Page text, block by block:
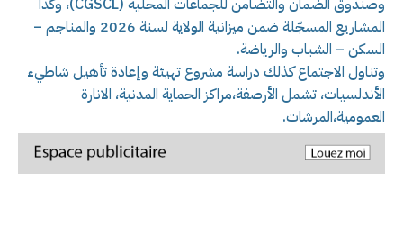
المشاريع المسجّلة ضمن ميزانية الولاية لسنة 2026 والمناجم –
السكن – الشباب والرياضة.
وتناول الاجتماع كذلك دراسة مشروع تهيئة وإعادة تأهيل شاطيء
الأندلسيات، تشمل الأرصفة،مراكز الحماية المدنية، الانارة
العمومية،المرشات.